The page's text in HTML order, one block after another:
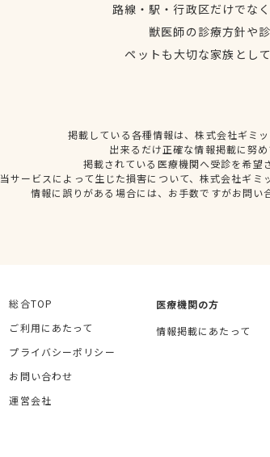
路線・駅・行政区だけでな
獣医師の診療方針や
ペットも大切な家族とし
掲載している各種情報は、株式会社ギミ
出来るだけ正確な情報掲載に努
掲載されている医療機関へ受診を希望
当サービスによって生じた損害について、株式会社ギ
情報に誤りがある場合には、お手数ですがお問
総合TOP
ご利用にあたって
プライバシーポリシー
お問い合わせ
運営会社
医療機関の方
情報掲載にあたって